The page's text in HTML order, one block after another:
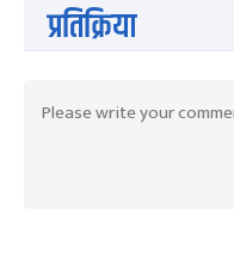
प्रतिक्रिया